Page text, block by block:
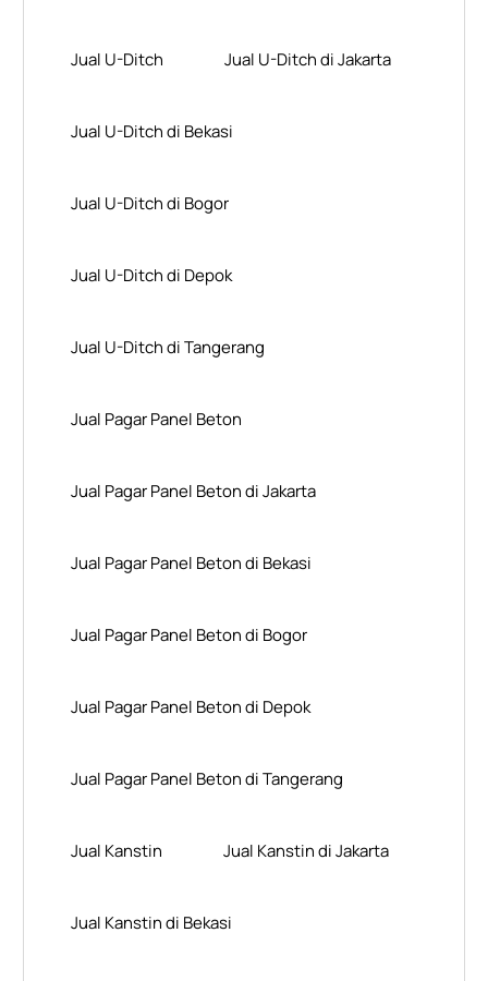
Jual U-Ditch Jual U-Ditch di Jakarta
Jual U-Ditch di Bekasi
Jual U-Ditch di Bogor
Jual U-Ditch di Depok
Jual U-Ditch di Tangerang
Jual Pagar Panel Beton
Jual Pagar Panel Beton di Jakarta
Jual Pagar Panel Beton di Bekasi
Jual Pagar Panel Beton di Bogor
Jual Pagar Panel Beton di Depok
Jual Pagar Panel Beton di Tangerang
Jual Kanstin Jual Kanstin di Jakarta
Jual Kanstin di Bekasi